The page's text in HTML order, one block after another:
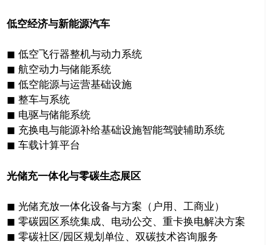
低空经济与新能源汽车
◼ 低空飞行器整机与动力系统
◼ 航空动力与储能系统
◼ 低空能源与运营基础设施
◼ 整车与系统
◼ 电驱与储能系统
◼ 充换电与能源补给基础设施智能驾驶辅助系统
◼ 车载计算平台
光储充一体化与零碳生态展区
◼ 光储充放一体化设备与方案（户用、工商业）
◼ 零碳园区系统集成、电动公交、重卡换电解决方案
◼ 零碳社区/园区规划单位、双碳技术咨询服务